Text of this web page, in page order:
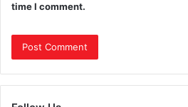
time I comment.